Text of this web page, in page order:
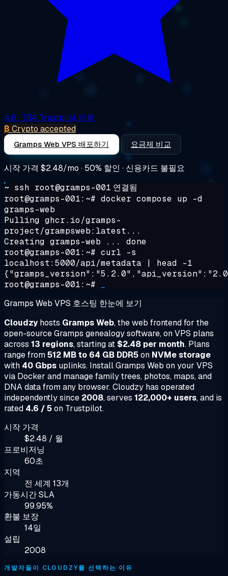
4.6 · 764 Trustpilot 리뷰
₿ Crypto accepted
Gramps Web VPS 배포하기 요금제 비교
시작 가격 $2.48/mo · 50% 할인 · 신용카드 불필요
~ ssh root@gramps-001 연결됨
root@gramps-001:~# docker compose up -d
gramps-web
Pulling ghcr.io/gramps-
project/grampsweb:latest...
Creating gramps-web ... done
root@gramps-001:~# curl -s
localhost:5000/api/metadata | head -1
root@gramps-001:~#
Gramps Web VPS 호스팅 한눈에 보기
Cloudzyhosts Gramps Web, the web frontend for the
open-source Gramps genealogy software, on VPS plans
across 13 regions, starting at $2.48 per month. Plans
range from512 MB to 64 GB DDR5on NVMe storage
with 40 Gbps uplinks. Install Gramps Web on your VPS
via Docker and manage family trees, photos, maps, and
DNA data from any browser. Cloudzy has operated
independently since 2008, serves 122,000+ users, and is
rated 4.6 / 5on Trustpilot.
시작 가격
$2.48 / 월
프로비저닝
60초
지역
전 세계 13개
가동시간 SLA
99.95%
환불 보장
14일
설립
2008
개발자들이 CLOUDZY를 선택하는 이유